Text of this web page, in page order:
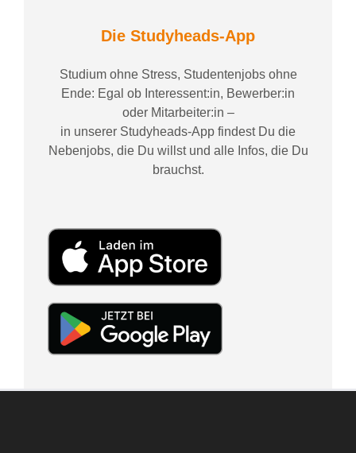
Die Studyheads-App
Studium ohne Stress, Studentenjobs ohne
Ende: Egal ob Interessent:in, Bewerber:in
oder Mitarbeiter:in –
in unserer Studyheads-App findest Du die
Nebenjobs, die Du willst und alle Infos, die Du
brauchst.